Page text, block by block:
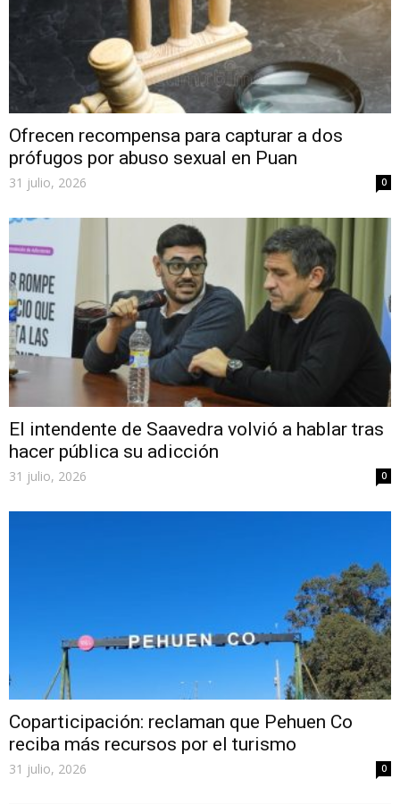
Ofrecen recompensa para capturar a dos
prófugos por abuso sexual en Puan
31 julio, 2026 0
El intendente de Saavedra volvió a hablar tras
hacer pública su adicción
31 julio, 2026 0
Coparticipación: reclaman que Pehuen Co
reciba más recursos por el turismo
31 julio, 2026 0